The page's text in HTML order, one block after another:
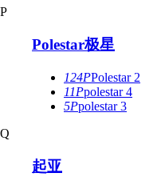
P
Polestar极星
124PPolestar 2
11Ppolestar 4
5Ppolestar 3
Q
起亚